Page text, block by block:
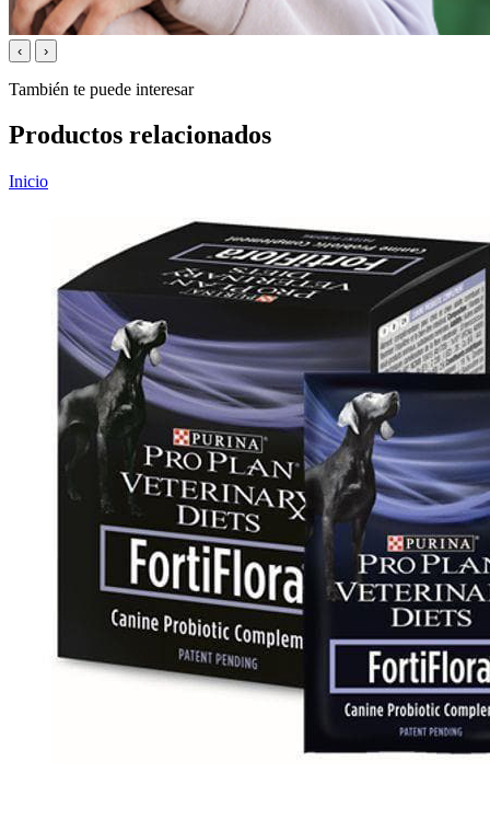
‹ ›
También te puede interesar
Productos relacionados
Inicio